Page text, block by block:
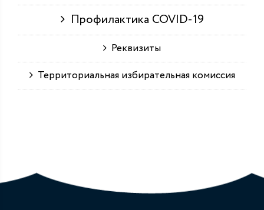
Профилактика COVID-19
Реквизиты
Территориальная избирательная комиссия